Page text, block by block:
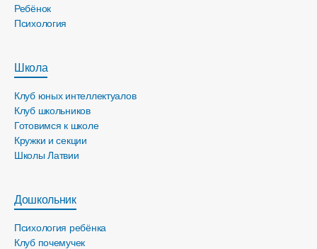
Ребёнок
Психология
Школа
Клуб юных интеллектуалов
Клуб школьников
Готовимся к школе
Кружки и секции
Школы Латвии
Дошкольник
Психология ребёнка
Клуб почемучек